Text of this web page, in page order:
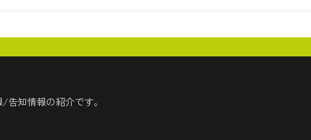
告知情報の紹介です。